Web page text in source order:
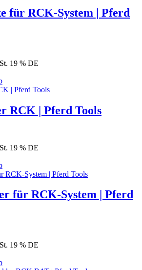
für RCK-System | Pferd
19 % DE
RCK | Pferd Tools
19 % DE
für RCK-System | Pferd
19 % DE